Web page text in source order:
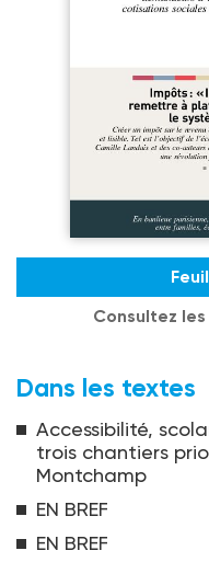
Consultez
Dans les textes
Accessibilité,
trois chantiers
Montchamp
EN BREF
EN BREF